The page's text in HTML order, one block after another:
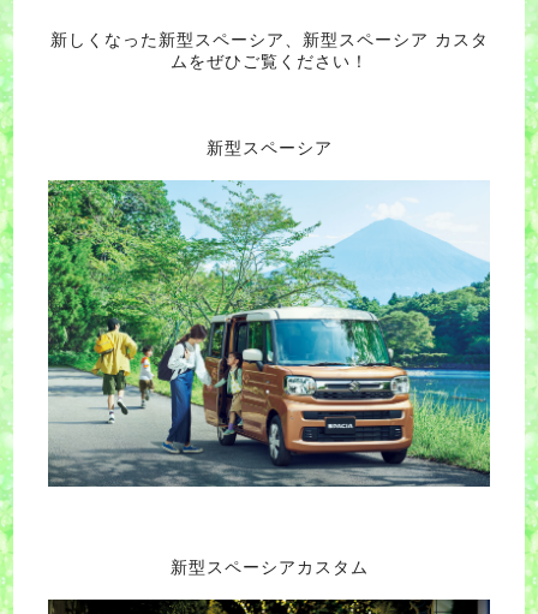
新しくなった新型スペーシア、新型スペーシア カスタ
ムをぜひご覧ください！
新型スペーシア
新型スペーシアカスタム